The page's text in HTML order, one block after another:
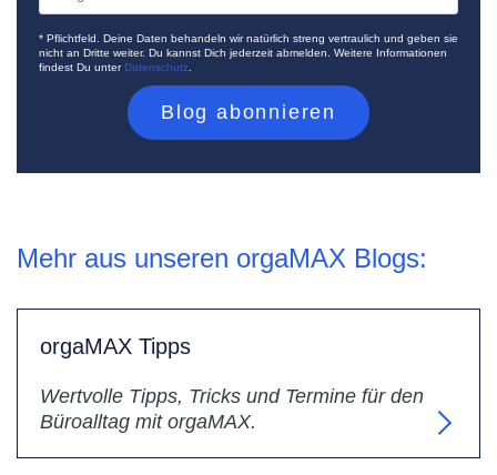
* Pflichtfeld. Deine Daten behandeln wir natürlich streng vertraulich und geben sie
nicht an Dritte weiter. Du kannst Dich jederzeit abmelden. Weitere Informationen
findest Du unterDatenschutz
Mehr aus unseren orgaMAX Blogs:
orgaMAX Tipps
Wertvolle Tipps, Tricks und Termine für den
Büroalltag mit orgaMAX.